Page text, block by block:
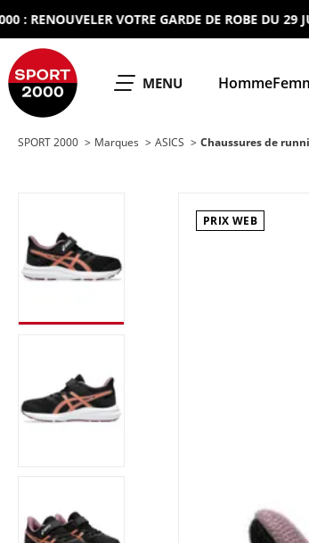
VOTRE GARDE DE ROBE DU 29
OUVRIR LE
MENU Homme
SPORT 2000 Marques ASICS Chaussures de
PRIX WEB